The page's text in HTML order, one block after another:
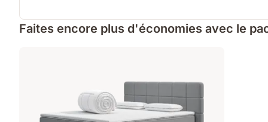
Faites encore plus d'économies avec le